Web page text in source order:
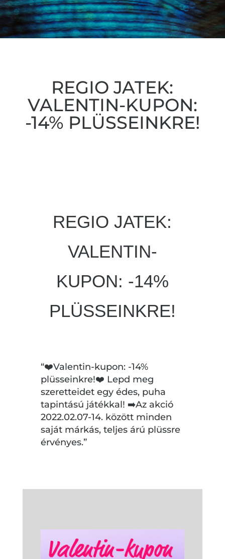
REGIO JATEK:
VALENTIN-KUPON:
-14% PLÜSSEINKRE!
REGIO JATEK:
VALENTIN-
KUPON: -14%
PLÜSSEINKRE!
“❤️Valentin-kupon: -14%
plüsseinkre!❤️ Lepd meg
szeretteidet egy édes, puha
tapintású játékkal! ➡️Az akció
2022.02.07-14. között minden
saját márkás, teljes árú plüssre
érvényes.”